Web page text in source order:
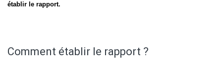
établir le rapport.
Comment établir le rapport ?